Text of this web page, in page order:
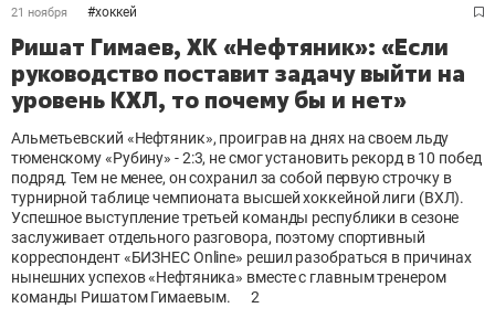
21 ноября #хоккей
Ришат Гимаев, ХК «Нефтяник»: «Если
руководство поставит задачу выйти на
уровень КХЛ, то почему бы и нет»
Альметьевский «Нефтяник», проиграв на днях на своем льду
тюменскому «Рубину» - 2:3, не смог установить рекорд в 10 побед
подряд. Тем не менее, он сохранил за собой первую строчку в
турнирной таблице чемпионата высшей хоккейной лиги (ВХЛ).
Успешное выступление третьей команды республики в сезоне
заслуживает отдельного разговора, поэтому спортивный
корреспондент «БИЗНЕС Оnline» решил разобраться в причинах
нынешних успехов «Нефтяника» вместе с главным тренером
команды Ришатом Гимаевым.
2